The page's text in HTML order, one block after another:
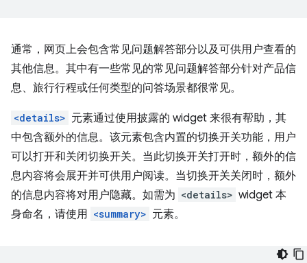
通常，网页上会包含常见问题解答部分以及可供用户查看的
其他信息。其中有一些常见的常见问题解答部分针对产品信
息、旅行行程或任何类型的问答场景都很常见。
<details> 元素通过使用披露的 widget 来很有帮助，其
中包含额外的信息。该元素包含内置的切换开关功能，用户
可以打开和关闭切换开关。当此切换开关打开时，额外的信
息内容将会展开并可供用户阅读。当切换开关关闭时，额外
的信息内容将对用户隐藏。如需为 <details> widget 本
身命名，请使用 <summary> 元素。